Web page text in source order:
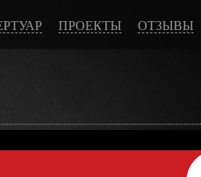
ПРОЕКТЫ ОТЗЫВЫ